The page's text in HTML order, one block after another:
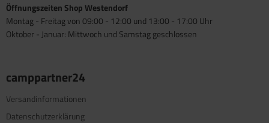
Öffnungszeiten Shop Westendorf
Montag - Freitag von 09:00 - 12:00 und 13:00 - 17:00 Uhr
Oktober - Januar: Mittwoch und Samstag geschlossen
camppartner24
Versandinformationen
Datenschutzerklärung